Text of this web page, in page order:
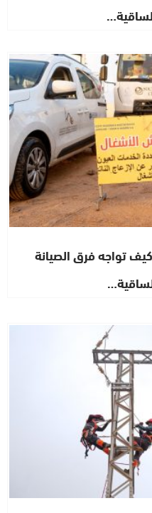
كيف تواجه فرق الصيانة